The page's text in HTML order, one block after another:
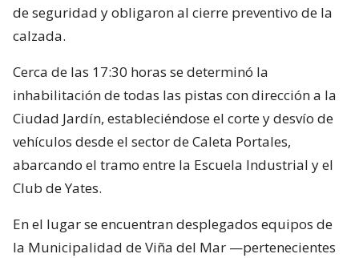
de seguridad y obligaron al cierre preventivo de la
calzada.
Cerca de las 17:30 horas se determinó la
inhabilitación de todas las pistas con dirección a la
Ciudad Jardín, estableciéndose el corte y desvío de
vehículos desde el sector de Caleta Portales,
abarcando el tramo entre la Escuela Industrial y el
Club de Yates.
En el lugar se encuentran desplegados equipos de
la Municipalidad de Viña del Mar —pertenecientes